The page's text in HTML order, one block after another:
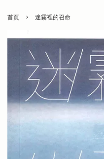
首頁 › 迷霧裡的召命